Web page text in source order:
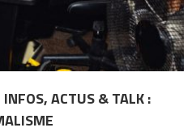
ACTUS & TALK :